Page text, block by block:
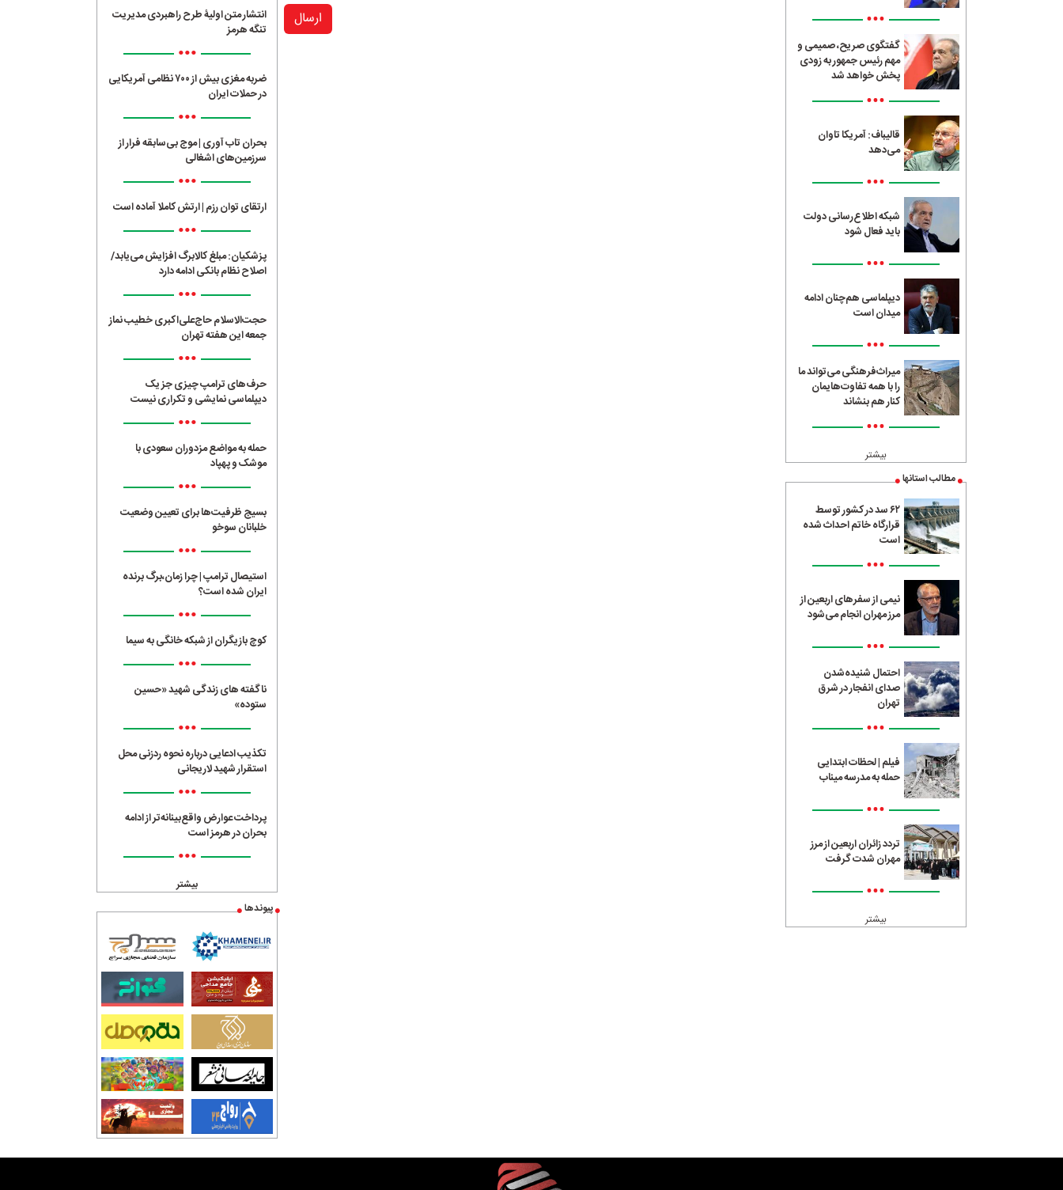
•••
گفتگوی صریح، صمیمی و
مهم رئیس جمهور به زودی
پخش خواهد شد
•••
قالیباف: آمریکا تاوان
می‌دهد
•••
شبکه اطلاع‌رسانی دولت
باید فعال شود
•••
دیپلماسی هم‌چنان ادامه
میدان است
•••
میراث‌فرهنگی می‌تواند ما
را با همه تفاوت‌هایمان
کنار هم بنشاند
•••
بیشتر
مطالب استانها
۶۲ سد در کشور توسط
قرارگاه خاتم احداث شده
است
•••
نیمی از سفرهای اربعین از
مرز مهران انجام می‌شود
•••
احتمال شنیده‌شدن
صدای انفجار در شرق
تهران
•••
فیلم | لحظات ابتدایی
حمله به مدرسه میناب
•••
تردد زائران اربعین از مرز
مهران شدت گرفت
•••
بیشتر
ارسال
انتشار متن اولیۀ طرح راهبردی مدیریت
تنگه هرمز
•••
ضربه مغزی بیش از ۷۰۰ نظامی آمریکایی
در حملات ایران
•••
بحران تاب آوری | موج بی‌سابقه فرار از
سرزمین‌های اشغالی
•••
ارتقای توان رزم | ارتش کاملا آماده است
•••
پزشکیان: مبلغ کالابرگ افزایش می‌یابد/
اصلاح نظام بانکی ادامه دارد
•••
حجت‌الاسلام حاج‌علی‌اکبری خطیب نماز
جمعه این هفته تهران
•••
حرف‌های ترامپ چیزی جز یک
دیپلماسی نمایشی و تکراری نیست
•••
حمله به مواضع مزدوران سعودی با
موشک و پهپاد
•••
بسیج ظرفیت‌ها برای تعیین وضعیت
خلبانان سوخو
•••
استیصال ترامپ | چرا زمان،برگ برنده
ایران شده است؟
•••
کوچ بازیگران از شبکه خانگی به سیما
•••
ناگفته های زندگی شهید «حسین
ستوده»
•••
تکذیب ادعایی درباره نحوه ردزنی محل
استقرار شهید لاریجانی
•••
پرداخت عوارض واقع‌بینانه‌تر از ادامه
بحران در هرمز است
•••
بیشتر
پیوندها